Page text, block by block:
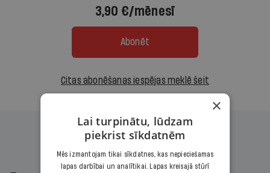
3,90 €/mēnesī
Abonēt
Citas abonēšanas iespējas meklē šeit
×
Lai turpinātu, lūdzam
piekrist sīkdatnēm
Mēs izmantojam tikai sīkdatnes, kas nepieciešamas
lapas darbībai un analītikai. Lapas kreisajā stūrī